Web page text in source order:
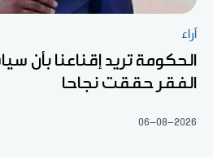
آراء
الحكومة تريد إقناعنا بأن
الفقر حققت نجاحا
06-08-2026